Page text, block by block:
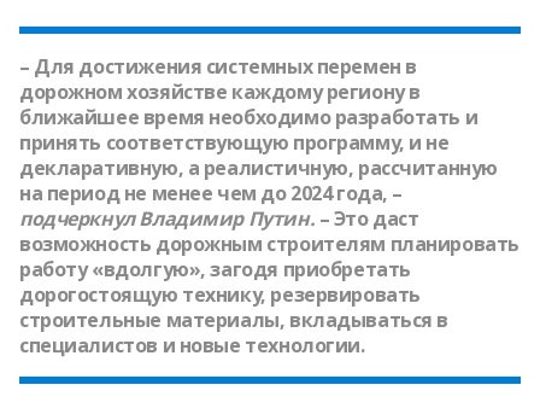
– Для достижения системных перемен в
дорожном хозяйстве каждому региону в
ближайшее время необходимо разработать и
принять соответствующую программу, и не
декларативную, а реалистичную, рассчитанную
на период не менее чем до 2024 года, –
подчеркнулВладимир Путин. – Это даст
возможность дорожным строителям планировать
работу «вдолгую», загодя приобретать
дорогостоящую технику, резервировать
строительные материалы, вкладываться в
специалистов и новые технологии.